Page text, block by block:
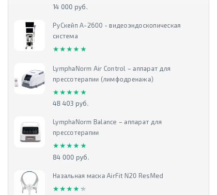
14 000 руб.
РуСкейп А-2600 - видеоэндоскопическая
система
★★★★★
★★★★★
LymphaNorm Air Control – аппарат для
прессотерапии (лимфодренажа)
★★★★★
★★★★★
48 403 руб.
LymphaNorm Balance – аппарат для
прессотерапии
★★★★★
★★★★★
84 000 руб.
Назальная маска AirFit N20 ResMed
★★★★★
★★★★★